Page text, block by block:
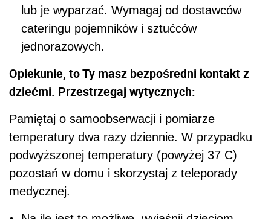
lub je wyparzać. Wymagaj od dostawców
cateringu pojemników i sztućców
jednorazowych.
Opiekunie, to Ty masz bezpośredni kontakt z
dziećmi. Przestrzegaj wytycznych:
Pamiętaj o samoobserwacji i pomiarze
temperatury dwa razy dziennie. W przypadku
podwyższonej temperatury (powyżej 37 C)
pozostań w domu i skorzystaj z teleporady
medycznej.